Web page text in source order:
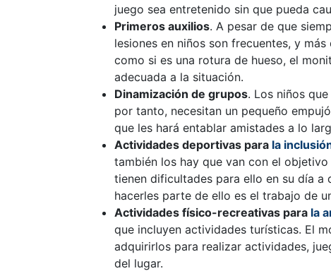
juego sea entretenido sin que pueda
Primeros auxilios. A pesar de que
lesiones en niños son frecuentes, y
como si es una rotura de hueso, el
adecuada a la situación.
Dinamización de grupos. Los niños
por tanto, necesitan un pequeño
que les hará entablar amistades a lo
Actividades deportivas para la
también los hay que van con el
tienen dificultades para ello en su día
hacerles parte de ello es el trabajo de
Actividades físico-recreativas para la
que incluyen actividades turísticas. El
adquirirlos para realizar actividades,
del lugar.